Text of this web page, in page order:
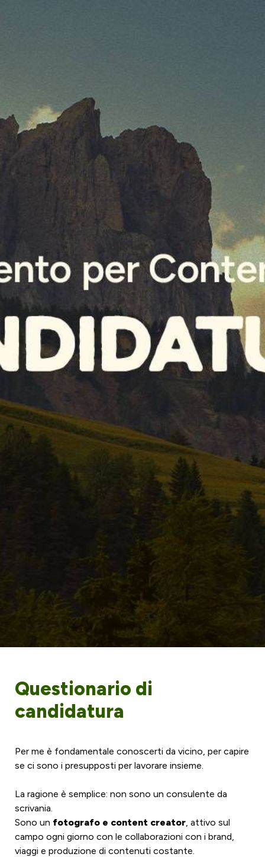
Questionario di
candidatura
Per me è fondamentale conoscerti da vicino, per capire
se ci sono i presupposti per lavorare insieme.
La ragione è semplice: non sono un consulente da
scrivania.
Sono un fotografo e content creator, attivo sul
campo ogni giorno con le collaborazioni con i brand,
viaggi e produzione di contenuti costante.